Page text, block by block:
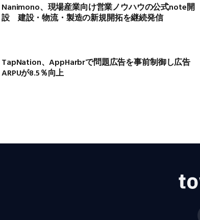
Nanimono、現場産業向け営業ノウハウの公式note開
設 建設・物流・製造の新規開拓を継続発信
TapNation、AppHarbrで問題広告を事前制御し広告
ARPUが8.5％向上